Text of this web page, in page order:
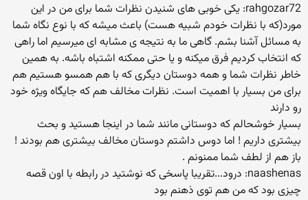
rahgozar72: یکی خوبی های شنیدن نظرات شما برای من در این
مورد(که با نظرات خودم شبیه هست) باعث میشه که با نوع نگاه شما
به مسائل آشنا بشم. گاهی ما به نتیجه ی مشابه ای میرسیم اما راهی
که انتخاب کردیم فرق میکنه و یا حتی ممکنه اشتباه باشه. به همین
خاطر نظرات شما و همه دوستان دیگری که با هم همسو هستیم هم
برای من بسیار با اهمیت است. نظرات مخالف هم که جایگاه ویژه خود
رو دارند
بسیار خوشحالم که دوستانی مانند شما در اینجا هستید و بحث
بیشتری داریم ! اما دوس داشتم دوستان مخالف بیشتری هم بودند !
باز هم از لطف شما ممنونم .
naashenas: درود...تقریبا پاسخی که نوشتید در رابطه با اون قصه
چیزی بود که من هم توی ذهنم بود